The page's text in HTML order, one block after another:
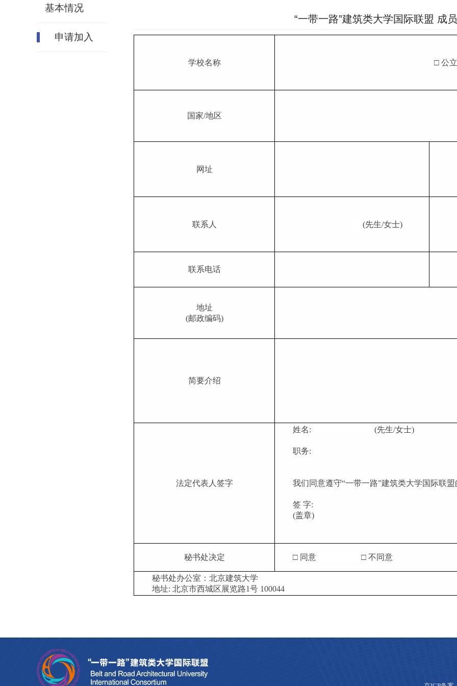
基本情况
申请加入
“一带一路”建筑类大学国际联盟 成
学校名称 □ 公
国家/地区
网址
联系人 (先生/女士)
联系电话
地址
(邮政编码)
简要介绍
法定代表人签字
姓名: (先生/女士)
职务:
我们同意遵守“一带一路”建筑类大学国际联
签 字:
(盖章)
秘书处决定 □ 同意 □ 不同意
秘书处办公室：北京建筑大学
地址: 北京市西城区展览路1号 100044